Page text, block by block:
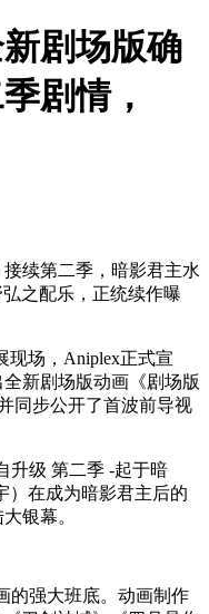
新剧场版确
剧情，
接续第二季，暗影君主水
之配乐，正统续作曝
现场，Aniplex正式宣
新剧场版动画《剧场版
同步公开了首波前导视
升级 第二季 -起于暗
）在成为暗影君主后的
银幕。
的强大班底。动画制作